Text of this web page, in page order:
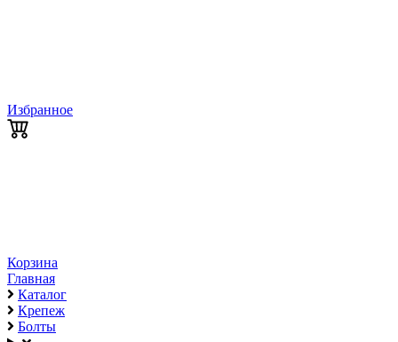
Избранное
Корзина
Главная
Каталог
Крепеж
Болты